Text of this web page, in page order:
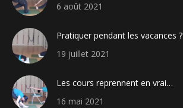
6 août 2021
Pratiquer pendant les vacances ?
19 juillet 2021
Les cours reprennent en vrai…
16 mai 2021